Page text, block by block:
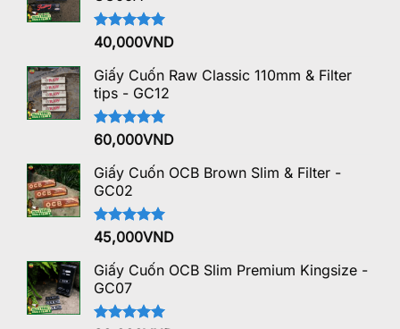
Được xếp
hạng
5 sao
40,000VND
Giấy Cuốn Raw Classic 110mm & Filter
tips - GC12
Được xếp
hạng
5 sao
60,000VND
Giấy Cuốn OCB Brown Slim & Filter -
GC02
Được xếp
hạng
5 sao
45,000VND
Giấy Cuốn OCB Slim Premium Kingsize -
GC07